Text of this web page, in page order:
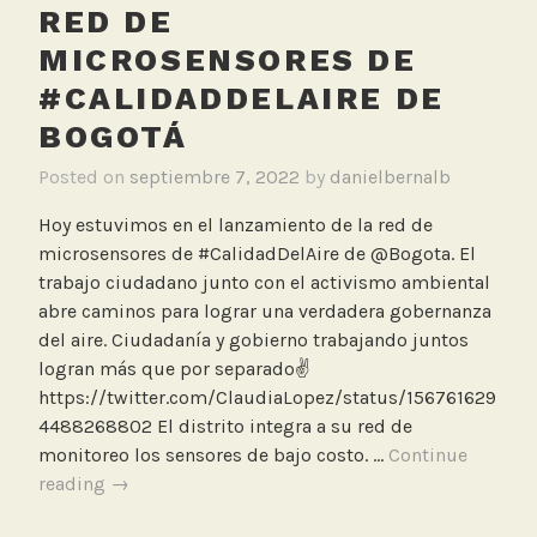
o
g
o
t
á
,
C
a
u
d
i
a
L
ó
p
e
z
RED DE
MICROSENSORES DE
#CALIDADDELAIRE DE
BOGOTÁ
Posted on septiembre 7, 2022 by danielbernalb
Hoy estuvimos en el lanzamiento de la red de
microsensores de #CalidadDelAire de @Bogota. El
trabajo ciudadano junto con el activismo ambiental
abre caminos para lograr una verdadera gobernanza
del aire. Ciudadanía y gobierno trabajando juntos
logran más que por separado✌️
https://twitter.com/ClaudiaLopez/status/156761629
4488268802 El distrito integra a su red de
monitoreo los sensores de bajo costo. … Continue
reading Lanzamiento
→